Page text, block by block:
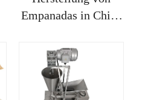
Empanadas in China
Professional Ce-
zertifiziert
Automatisch